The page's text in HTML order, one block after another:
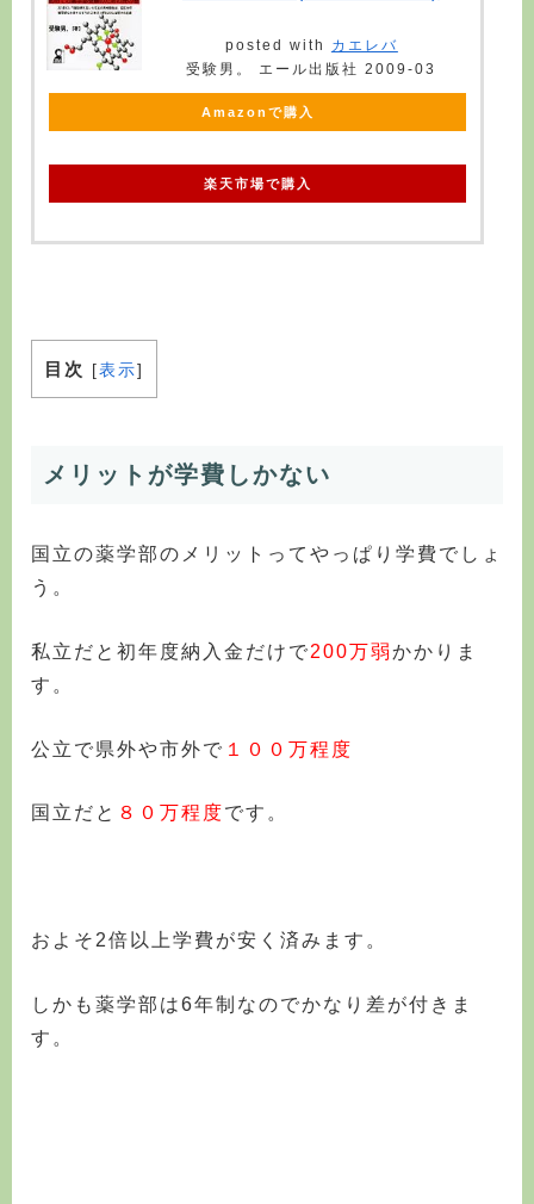
posted with カエレバ
受験男。 エール出版社 2009-03
Amazonで購入
楽天市場で購入
目次 [表示]
メリットが学費しかない
国立の薬学部のメリットってやっぱり学費でしょ
う。
私立だと初年度納入金だけで200万弱かかりま
す。
公立で県外や市外で １００万程度
国立だと ８０万程度です。
およそ2倍以上学費が安く済みます。
しかも薬学部は6年制なのでかなり差が付きま
す。